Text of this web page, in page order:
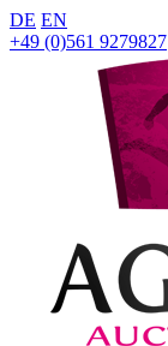
DE EN
+49 (0)561 9279827